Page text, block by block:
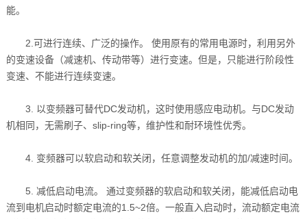
能。
2.可进行连续、广泛的操作。 使用原有的常用电源时，利用另外
的变速设备（减速机、传动带等）进行变速。但是，只能进行阶段性
变速、不能进行连续变速。
3. 以变频器可替代DC发动机，这时使用感应电动机。与DC发动
机相同，无需刷子、slip-ring等，维护性和耐环境性优秀。
4. 变频器可以软启动和软关闭，任意调整发动机的加/减速时间。
5. 减低启动电流。 通过变频器的软启动和软关闭，能减低启动电
流到电机启动时额定电流的1.5~2倍。一般直入启动时，流动额定电流